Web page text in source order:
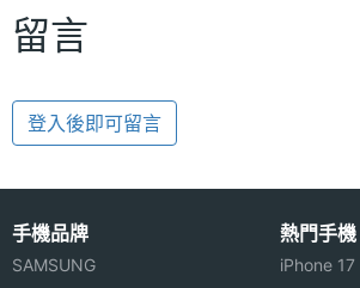
留言
登入後即可留言
手機品牌
SAMSUNG
熱門手機
iPhone 17